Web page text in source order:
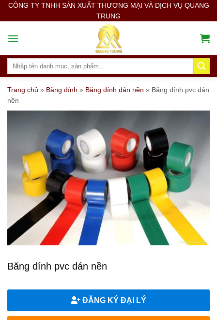
SkipCÔNG TY TNHH SẢN XUẤT THƯƠNG MẠI VÀ DỊCH VỤ QUANG
TRUNG
Search
Trang chủ » Băng dính » Băng dính dán nền » Băng dính pvc dán
nền
Băng dính pvc dán nền
ĐĂNG KÝ ĐẠI LÝ